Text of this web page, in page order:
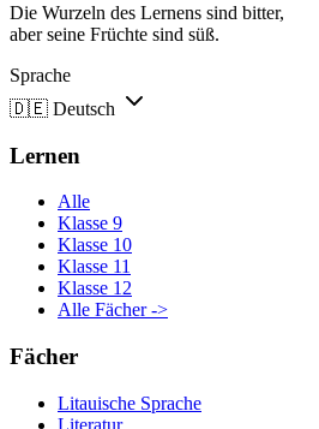
Die Wurzeln des Lernens sind bitter,
aber seine Früchte sind süß.
Sprache
🇩🇪 Deutsch
Lernen
Alle
Klasse 9
Klasse 10
Klasse 11
Klasse 12
Alle Fächer ->
Fächer
Litauische Sprache
Literatur